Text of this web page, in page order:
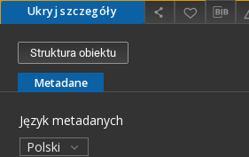
Ukryj szczegóły
Struktura obiektu
Metadane
Język metadanych
Polski